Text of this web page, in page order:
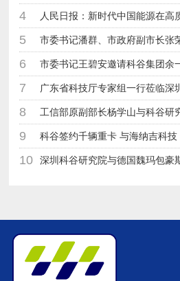
4
5
6
7
8
9 科谷签约千辆重卡 与海纳吉科
10 深圳科谷研究院与德国魏玛包豪